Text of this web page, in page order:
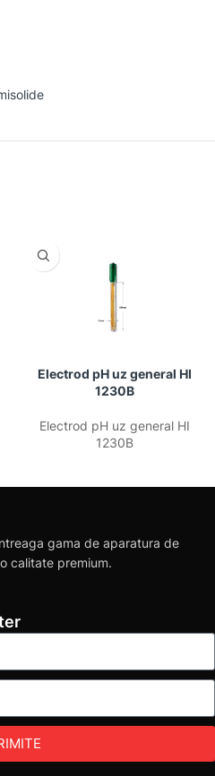
Electrod pH uz general HI
1230B
Electrod pH uz general HI
1230B
gama de aparatura de
calitate premium.